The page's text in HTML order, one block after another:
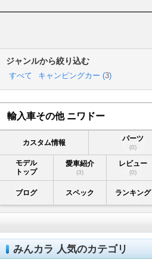
ジャンルから絞り込む
すべて キャンピングカー (3)
輸入車その他 ニワドー
カスタム情報 パーツ
(0)
モデル
トップ
愛車紹介
(3)
レビュー
(0)
ブログ スペック ランキング
みんカラ 人気のカテゴリ